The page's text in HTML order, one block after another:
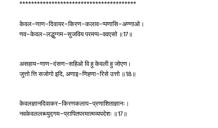
****************************************
केवल–णाण–दिवायर–किरण–कलाव–प्पणासि–अण्णाओ।
णव–केवल–लद्धुग्गम–सुजवियपरमप्प–ववएसो ॥17 ॥
असहाय–णाण–दंसण–सहिओविहुकेवलीहुजोएण।
जुत्तोत्तिसजोगोइदि, अणाइ–णिहणा–रिसेउत्तो ॥18 ॥
केवलज्ञानदिवाकर–किरणकलाप–प्रणाशिताज्ञानः।
नवकेवललब्ध्युद्गम–प्रापितपरमात्मव्यपदेशः ॥17 ॥